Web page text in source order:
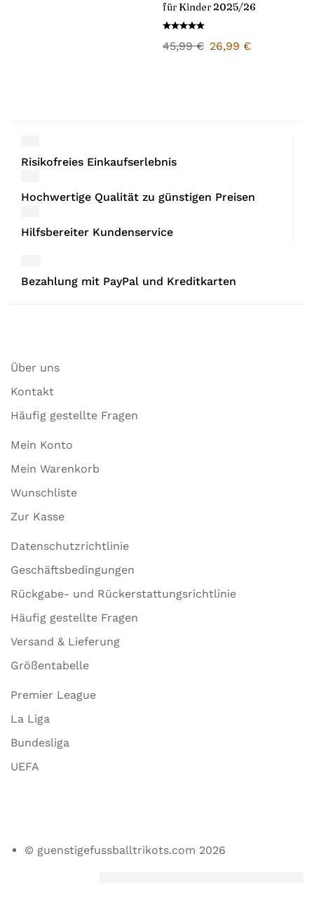
für Kinder 2025/26
45,99€ 26,99 €
Risikofreies Einkaufserlebnis
Hochwertige Qualität zu günstigen Preisen
Hilfsbereiter Kundenservice
Bezahlung mit PayPal und Kreditkarten
Über uns
Kontakt
Häufig gestellte Fragen
Mein Konto
Mein Warenkorb
Wunschliste
Zur Kasse
Datenschutzrichtlinie
Geschäftsbedingungen
Rückgabe- und Rückerstattungsrichtlinie
Häufig gestellte Fragen
Versand & Lieferung
Größentabelle
Premier League
La Liga
Bundesliga
UEFA
© guenstigefussballtrikots.com 2026